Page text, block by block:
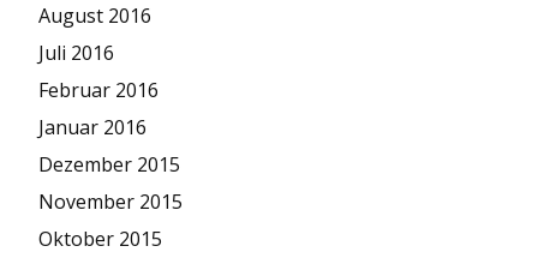
August 2016
Juli 2016
Februar 2016
Januar 2016
Dezember 2015
November 2015
Oktober 2015